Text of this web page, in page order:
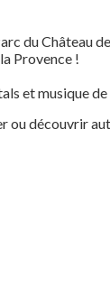
du Château
Provence !
et musique
ou découvrir